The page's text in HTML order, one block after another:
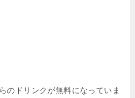
のドリンクが無料になっていま